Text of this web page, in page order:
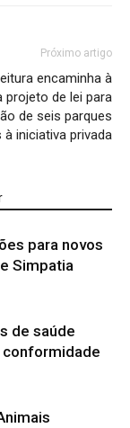
Próximo artigo
encaminha à
projeto de lei para
de seis parques
à iniciativa privada
para novos
Simpatia
de saúde
conformidade